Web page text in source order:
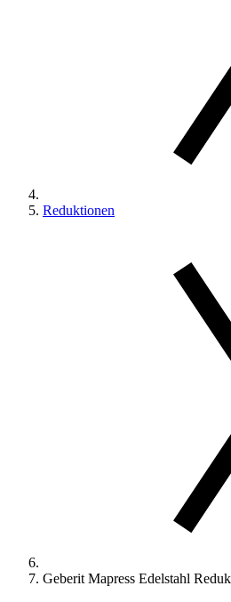
Reduktionen
Geberit Mapress Edelstahl